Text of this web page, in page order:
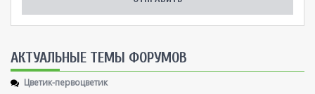
AКТУАЛЬНЫЕ ТЕМЫ ФОРУМОВ
Цветик-первоцветик